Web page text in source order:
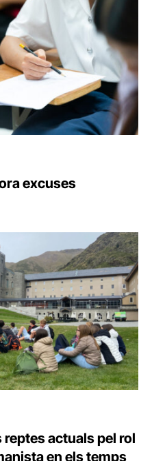
excuses
actuals pel rol
en els temps